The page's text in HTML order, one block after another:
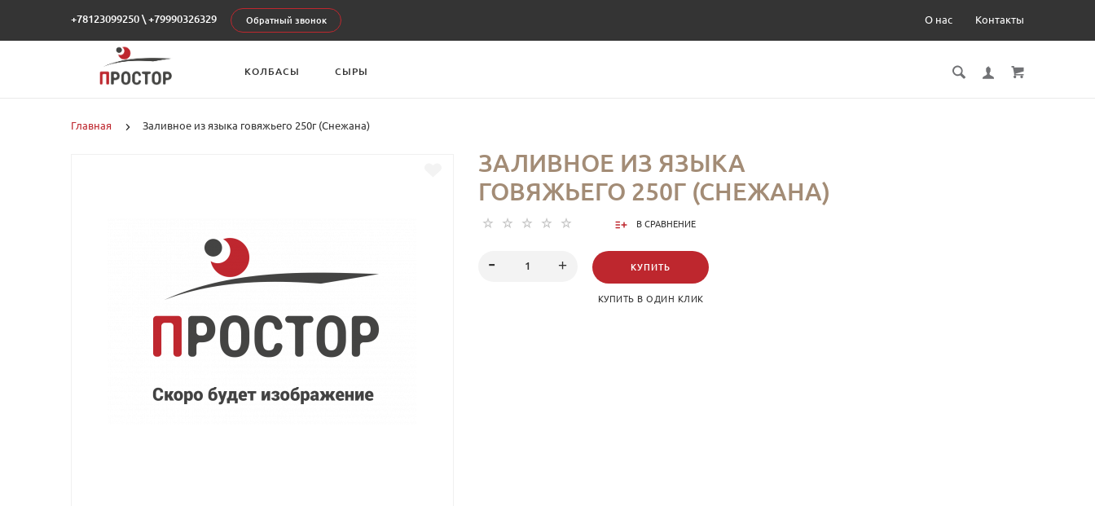
+78123099250 \ +79990326329 Обратный звонок О нас Контакты
КОЛБАСЫ СЫРЫ
Главная Заливное из языка говяжьего 250г (Снежана)
ЗАЛИВНОЕ ИЗ ЯЗЫКА
ГОВЯЖЬЕГО 250Г (СНЕЖАНА)
В СРАВНЕНИЕ
КУПИТЬ
КУПИТЬ В ОДИН КЛИК